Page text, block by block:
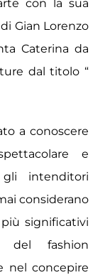
con la sua
Gian Lorenzo
Caterina da
dal titolo “
a conoscere
e
intenditori
considerano
significativi
del fashion
nel concepire